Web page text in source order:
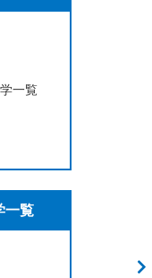
一覧
一覧